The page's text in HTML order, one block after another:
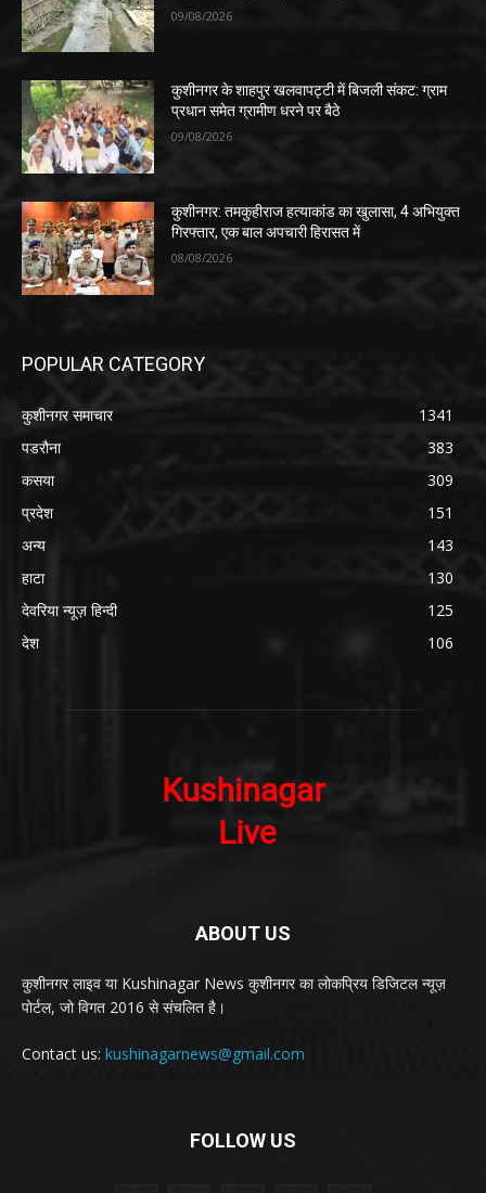
09/08/2026
कुशीनगर के शाहपुर खलवापट्टी में बिजली संकट: ग्राम
प्रधान समेत ग्रामीण धरने पर बैठे
09/08/2026
कुशीनगर: तमकुहीराज हत्याकांड का खुलासा, 4 अभियुक्त
गिरफ्तार, एक बाल अपचारी हिरासत में
08/08/2026
POPULAR CATEGORY
कुशीनगर समाचार
1341
पडरौना
383
कसया
309
प्रदेश
151
अन्य
143
हाटा
130
देवरिया न्यूज़ हिन्दी
125
देश
106
ABOUT US
कुशीनगर लाइव या Kushinagar News कुशीनगर का लोकप्रिय डिजिटल न्यूज़
पोर्टल, जो विगत 2016 से संचलित है।
Contact us: kushinagarnews@gmail.com
FOLLOW US